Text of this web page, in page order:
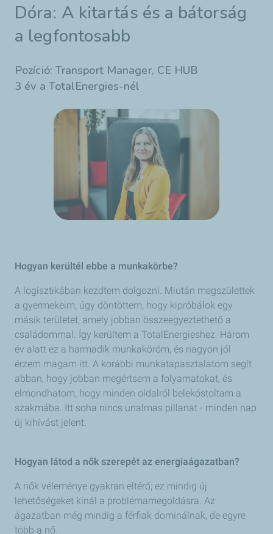
Dóra: A kitartás és a bátorság
a legfontosabb
Pozíció: Transport Manager, CE HUB
3 év a TotalEnergies-nél
Hogyan kerültél ebbe a munkakörbe?
A logisztikában kezdtem dolgozni. Miután megszülettek
a gyermekeim, úgy döntöttem, hogy kipróbálok egy
másik területet, amely jobban összeegyeztethető a
családommal. Így kerültem a TotalEnergieshez. Három
év alatt ez a harmadik munkaköröm, és nagyon jól
érzem magam itt. A korábbi munkatapasztalatom segít
abban, hogy jobban megértsem a folyamatokat, és
elmondhatom, hogy minden oldalról belekóstoltam a
szakmába. Itt soha nincs unalmas pillanat - minden nap
új kihívást jelent.
Hogyan látod a nők szerepét az energiaágazatban?
A nők véleménye gyakran eltérő; ez mindig új
lehetőségeket kínál a problémamegoldásra. Az
ágazatban még mindig a férfiak dominálnak, de egyre
több a nő.